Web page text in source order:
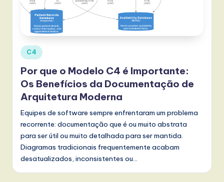
Posted
in
C4
Por que o Modelo C4 é Importante:
Os Benefícios da Documentação de
Arquitetura Moderna
Equipes de software sempre enfrentaram um problema
recorrente: documentação que é ou muito abstrata
para ser útil ou muito detalhada para ser mantida.
Diagramas tradicionais frequentemente acabam
desatualizados, inconsistentes ou…